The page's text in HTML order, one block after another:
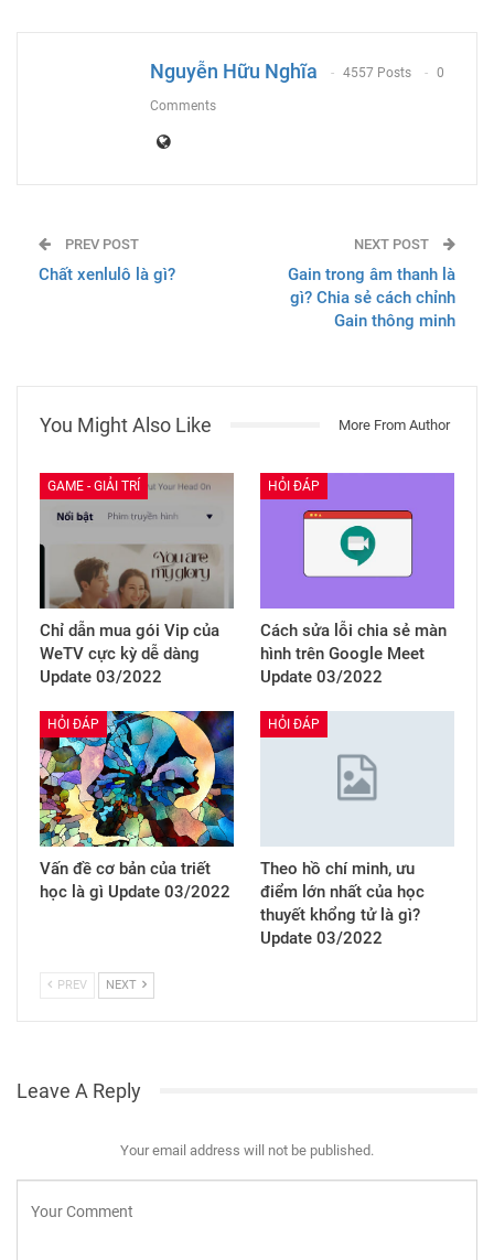
Nguyễn Hữu Nghĩa 4557 Posts 0
Comments
PREV POST
Chất xenlulô là gì?
NEXT POST
Gain trong âm thanh là
gì? Chia sẻ cách chỉnh
Gain thông minh
You Might Also Like More From Author
GAME - GIẢI TRÍ
Chỉ dẫn mua gói Vip của
WeTV cực kỳ dễ dàng
Update 03/2022
HỎI ĐÁP
Cách sửa lỗi chia sẻ màn
hình trên Google Meet
Update 03/2022
HỎI ĐÁP
Vấn đề cơ bản của triết
học là gì Update 03/2022
HỎI ĐÁP
Theo hồ chí minh, ưu
điểm lớn nhất của học
thuyết khổng tử là gì?
Update 03/2022
PREV NEXT
Leave A Reply
Your email address will not be published.